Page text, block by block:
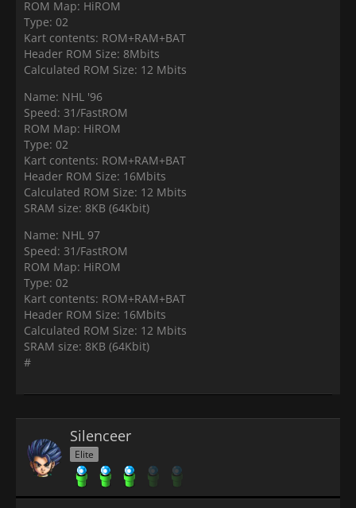
ROM Map: HiROM
Type: 02
Kart contents: ROM+RAM+BAT
Header ROM Size: 8Mbits
Calculated ROM Size: 12 Mbits
Name: NHL '96
Speed: 31/FastROM
ROM Map: HiROM
Type: 02
Kart contents: ROM+RAM+BAT
Header ROM Size: 16Mbits
Calculated ROM Size: 12 Mbits
SRAM size: 8KB (64Kbit)
Name: NHL 97
Speed: 31/FastROM
ROM Map: HiROM
Type: 02
Kart contents: ROM+RAM+BAT
Header ROM Size: 16Mbits
Calculated ROM Size: 12 Mbits
SRAM size: 8KB (64Kbit)
#
Silenceer
Elite